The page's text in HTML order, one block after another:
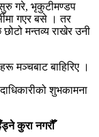
सुरु गरे, भृकुटीमण्डप
गएर बसे । तर
मन्तव्य राखेर उनी
मञ्चबाट बाहिरिए ।
शुभकामना
कुरा नगरौँ